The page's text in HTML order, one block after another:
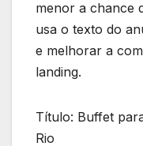
menor a chance
usa o texto do
e melhorar a
landing.
Título: Buffet
Rio